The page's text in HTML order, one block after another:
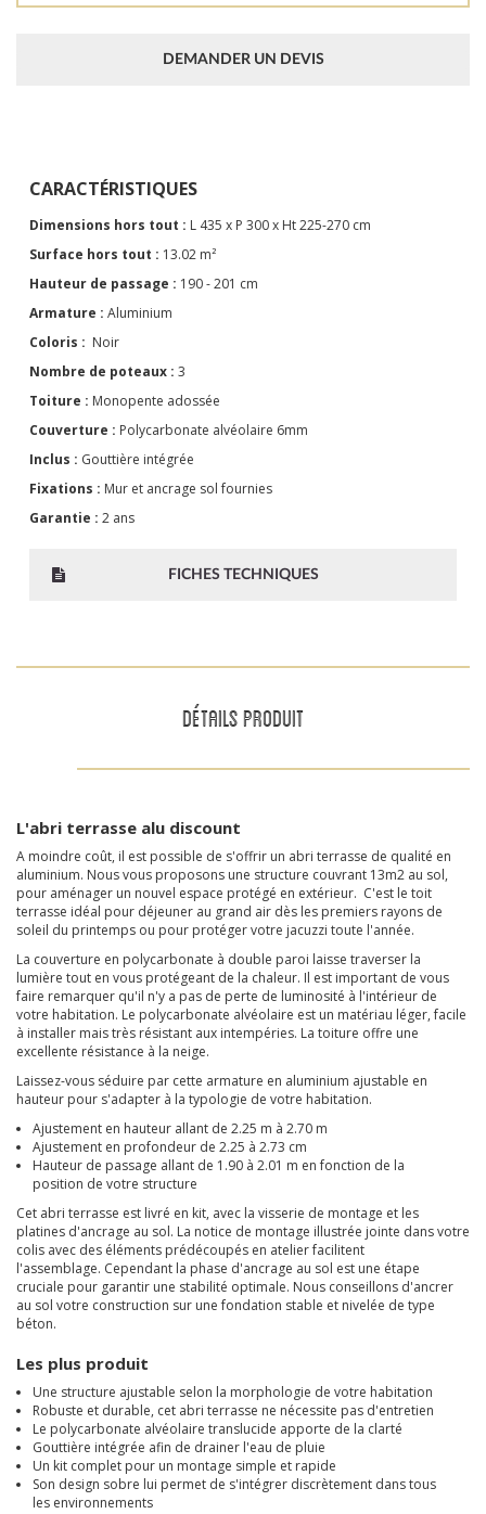
DEMANDER UN DEVIS
CARACTÉRISTIQUES
Dimensions hors tout : L 435 x P 300 x Ht 225-270 cm
Surface hors tout : 13.02 m²
Hauteur de passage : 190 - 201 cm
Armature : Aluminium
Coloris : Noir
Nombre de poteaux : 3
Toiture : Monopente adossée
Couverture : Polycarbonate alvéolaire 6mm
Inclus : Gouttière intégrée
Fixations : Mur et ancrage sol fournies
Garantie : 2 ans
FICHES TECHNIQUES
DÉTAILS PRODUIT
L'abri terrasse alu discount
A moindre coût, il est possible de s'offrir un abri terrasse de qualité en
aluminium. Nous vous proposons une structure couvrant 13m2 au sol,
pour aménager un nouvel espace protégé en extérieur. C'est le toit
terrasse idéal pour déjeuner au grand air dès les premiers rayons de
soleil du printemps ou pour protéger votre jacuzzi toute l'année.
La couverture en polycarbonate à double paroi laisse traverser la
lumière tout en vous protégeant de la chaleur. Il est important de vous
faire remarquer qu'il n'y a pas de perte de luminosité à l'intérieur de
votre habitation. Le polycarbonate alvéolaire est un matériau léger, facile
à installer mais très résistant aux intempéries. La toiture offre une
excellente résistance à la neige.
Laissez-vous séduire par cette armature en aluminium ajustable en
hauteur pour s'adapter à la typologie de votre habitation.
Ajustement en hauteur allant de 2.25 m à 2.70 m
Ajustement en profondeur de 2.25 à 2.73 cm
Hauteur de passage allant de 1.90 à 2.01 m en fonction de la
position de votre structure
Cet abri terrasse est livré en kit, avec la visserie de montage et les
platines d'ancrage au sol. La notice de montage illustrée jointe dans votre
colis avec des éléments prédécoupés en atelier facilitent
l'assemblage. Cependant la phase d'ancrage au sol est une étape
cruciale pour garantir une stabilité optimale. Nous conseillons d'ancrer
au sol votre construction sur une fondation stable et nivelée de type
béton.
Les plus produit
Une structure ajustable selon la morphologie de votre habitation
Robuste et durable, cet abri terrasse ne nécessite pas d'entretien
Le polycarbonate alvéolaire translucide apporte de la clarté
Gouttière intégrée afin de drainer l'eau de pluie
Un kit complet pour un montage simple et rapide
Son design sobre lui permet de s'intégrer discrètement dans tous
les environnements